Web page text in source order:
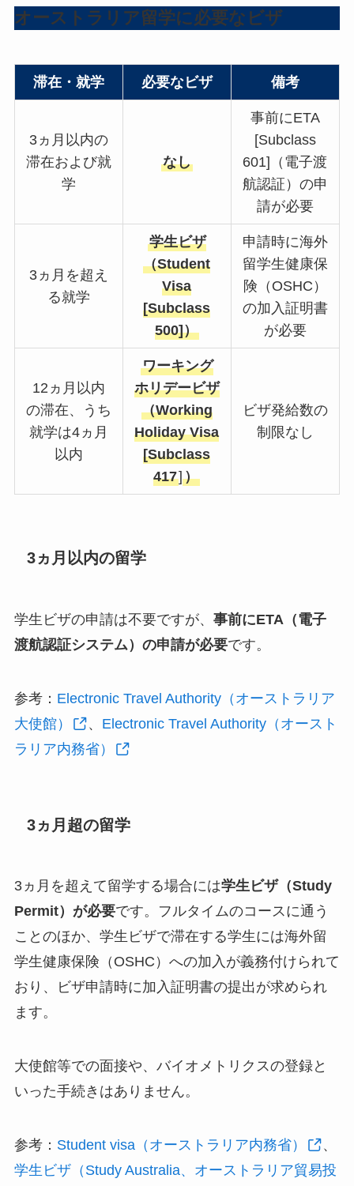
オーストラリア留学に必要なビザ
滞在・就学 必要なビザ 備考
3ヵ月以内の
滞在および就
学
なし
事前にETA
[Subclass
601]（電子渡
航認証）の申
請が必要
3ヵ月を超え
る就学
学生ビザ
（Student
Visa
[Subclass
500]）
申請時に海外
留学生健康保
険（OSHC）
の加入証明書
が必要
12ヵ月以内
の滞在、うち
就学は4ヵ月
以内
ワーキング
ホリデービザ
（Working
Holiday Visa
[Subclass
417]）
ビザ発給数の
制限なし
3ヵ月以内の留学
学生ビザの申請は不要ですが、 事前にETA（電子
渡航認証システム）の申請が必要です。
参考： Electronic Travel Authority（オーストラリア
大使館）
、 Electronic Travel Authority（オースト
ラリア内務省）
3ヵ月超の留学
3ヵ月を超えて留学する場合には学生ビザ（Study
Permit）が必要です。フルタイムのコースに通う
ことのほか、学生ビザで滞在する学生には海外留
学生健康保険（OSHC）への加入が義務付けられて
おり、ビザ申請時に加入証明書の提出が求められ
ます。
大使館等での面接や、バイオメトリクスの登録と
いった手続きはありません。
参考： Student visa（オーストラリア内務省）
、
学生ビザ（Study Australia、オーストラリア貿易投